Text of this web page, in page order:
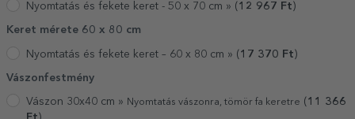
Nyomtatás és fekete keret - 50 x 70 cm » ( 12 967 Ft )
Keret mérete 60 x 80 cm
Nyomtatás és fekete keret – 60 x 80 cm » (17 370 Ft)
Vászonfestmény
Vászon 30x40 cm » Nyomtatás vászonra, tömör fa keretre (11 366